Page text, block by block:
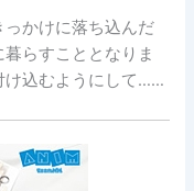
っかけに落ち込んだ
らすこととなりま
け込むようにして……